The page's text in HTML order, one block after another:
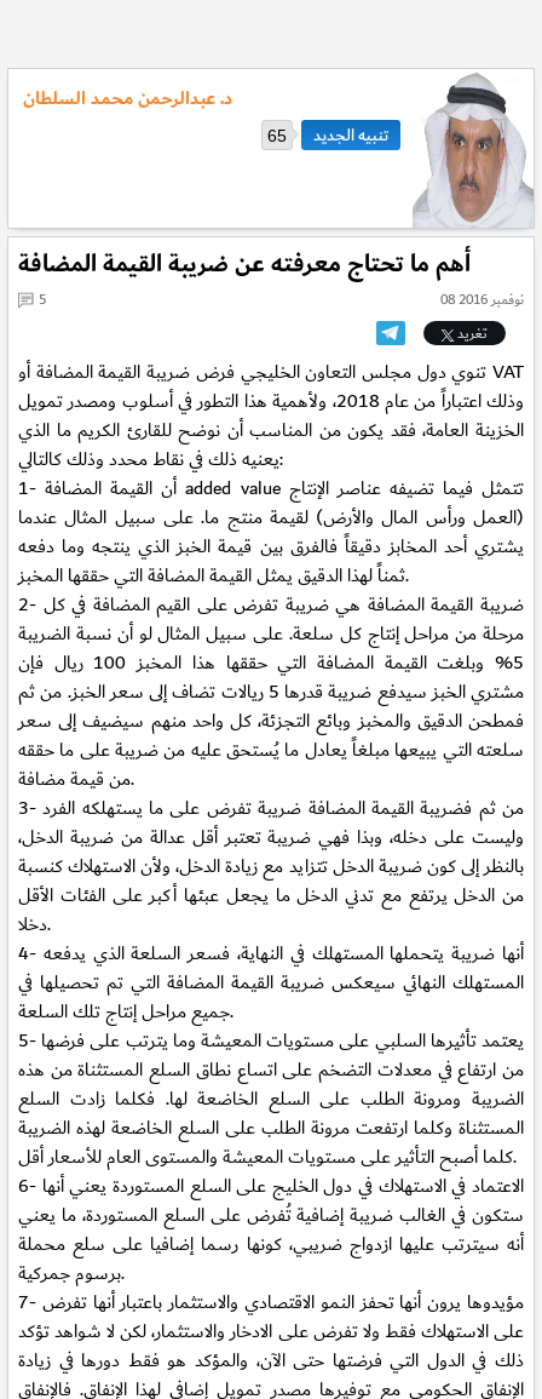
د. عبدالرحمن محمد السلطان
65
أهم ما تحتاج معرفته عن ضريبة القيمة المضافة
08 نوفمبر 2016
5
تغريد
تنوي دول مجلس التعاون الخليجي فرض ضريبة القيمة المضافة أو VAT
وذلك اعتباراً من عام 2018، ولأهمية هذا التطور في أسلوب ومصدر تمويل
الخزينة العامة، فقد يكون من المناسب أن نوضح للقارئ الكريم ما الذي
يعنيه ذلك في نقاط محدد وذلك كالتالي:
1- أن القيمة المضافة added value تتمثل فيما تضيفه عناصر الإنتاج
(العمل ورأس المال والأرض) لقيمة منتج ما. على سبيل المثال عندما
يشتري أحد المخابز دقيقاً فالفرق بين قيمة الخبز الذي ينتجه وما دفعه
ثمناً لهذا الدقيق يمثل القيمة المضافة التي حققها المخبز.
2- ضريبة القيمة المضافة هي ضريبة تفرض على القيم المضافة في كل
مرحلة من مراحل إنتاج كل سلعة. على سبيل المثال لو أن نسبة الضريبة
5% وبلغت القيمة المضافة التي حققها هذا المخبز 100 ريال فإن
مشتري الخبز سيدفع ضريبة قدرها 5 ريالات تضاف إلى سعر الخبز. من ثم
فمطحن الدقيق والمخبز وبائع التجزئة، كل واحد منهم سيضيف إلى سعر
سلعته التي يبيعها مبلغاً يعادل ما يُستحق عليه من ضريبة على ما حققه
من قيمة مضافة.
3- من ثم فضريبة القيمة المضافة ضريبة تفرض على ما يستهلكه الفرد
وليست على دخله، وبذا فهي ضريبة تعتبر أقل عدالة من ضريبة الدخل،
بالنظر إلى كون ضريبة الدخل تتزايد مع زيادة الدخل، ولأن الاستهلاك كنسبة
من الدخل يرتفع مع تدني الدخل ما يجعل عبئها أكبر على الفئات الأقل
دخلا.
4- أنها ضريبة يتحملها المستهلك في النهاية، فسعر السلعة الذي يدفعه
المستهلك النهائي سيعكس ضريبة القيمة المضافة التي تم تحصيلها في
جميع مراحل إنتاج تلك السلعة.
5- يعتمد تأثيرها السلبي على مستويات المعيشة وما يترتب على فرضها
من ارتفاع في معدلات التضخم على اتساع نطاق السلع المستثناة من هذه
الضريبة ومرونة الطلب على السلع الخاضعة لها. فكلما زادت السلع
المستثناة وكلما ارتفعت مرونة الطلب على السلع الخاضعة لهذه الضريبة
كلما أصبح التأثير على مستويات المعيشة والمستوى العام للأسعار أقل.
6- الاعتماد في الاستهلاك في دول الخليج على السلع المستوردة يعني أنها
ستكون في الغالب ضريبة إضافية تُفرض على السلع المستوردة، ما يعني
أنه سيترتب عليها ازدواج ضريبي، كونها رسما إضافيا على سلع محملة
برسوم جمركية.
7- مؤيدوها يرون أنها تحفز النمو الاقتصادي والاستثمار باعتبار أنها تفرض
على الاستهلاك فقط ولا تفرض على الادخار والاستثمار، لكن لا شواهد تؤكد
ذلك في الدول التي فرضتها حتى الآن، والمؤكد هو فقط دورها في زيادة
الإنفاق الحكومي مع توفيرها مصدر تمويل إضافي لهذا الإنفاق. فالإنفاق